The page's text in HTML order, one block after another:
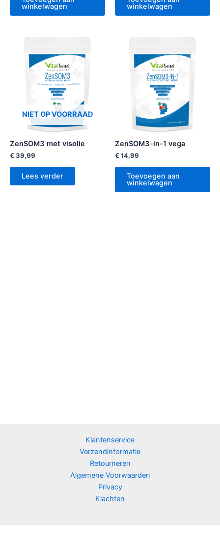
winkelwagen winkelwagen
NIET OP VOORRAAD
ZenSOM3 met visolie
€ 39,99
Lees verder
ZenSOM3-in-1 vega
€ 14,99
Toevoegen aan
winkelwagen
Klantenservice
Verzendinformatie
Retourneren
Algemene Voorwaarden
Privacy
Klachten